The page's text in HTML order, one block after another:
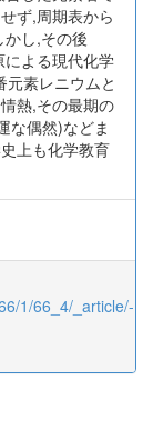
ず,周期表から
し,その後
よる現代化学
素レニウムと
熱,その最期の
な偶然)などま
上も化学教育
1/66_4/_article/-